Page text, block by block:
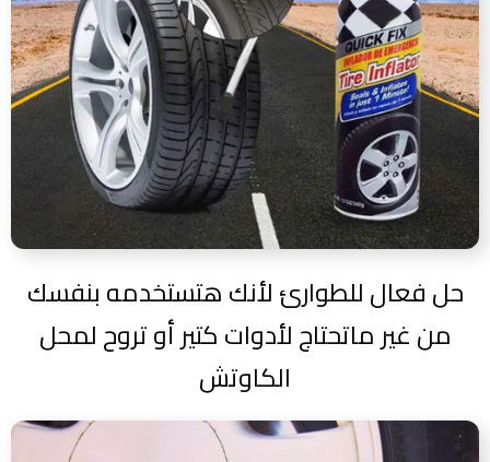
حل فعال للطوارئ لأنك هتستخدمه بنفسك
من غير ماتحتاج لأدوات كتير أو تروح لمحل
الكاوتش